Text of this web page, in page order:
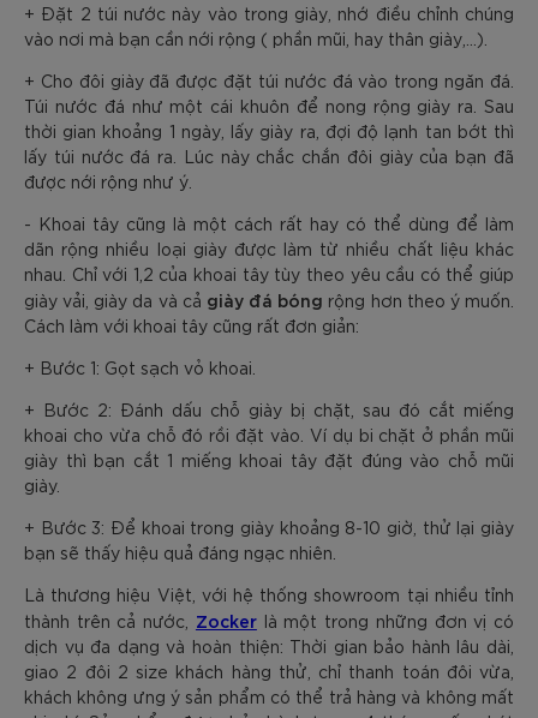
+ Đặt 2 túi nước này vào trong giày, nhớ điều chỉnh chúng
vào nơi mà bạn cần nới rộng ( phần mũi, hay thân giày,...).
+ Cho đôi giày đã được đặt túi nước đá vào trong ngăn đá.
Túi nước đá như một cái khuôn để nong rộng giày ra. Sau
thời gian khoảng 1 ngày, lấy giày ra, đợi độ lạnh tan bớt thì
lấy túi nước đá ra. Lúc này chắc chắn đôi giày của bạn đã
được nới rộng như ý.
- Khoai tây cũng là một cách rất hay có thể dùng để làm
dãn rộng nhiều loại giày được làm từ nhiều chất liệu khác
nhau. Chỉ với 1,2 của khoai tây tùy theo yêu cầu có thể giúp
giày vải, giày da và cả giày đá bóng rộng hơn theo ý muốn.
Cách làm với khoai tây cũng rất đơn giản:
+ Bước 1: Gọt sạch vỏ khoai.
+ Bước 2: Đánh dấu chỗ giày bị chặt, sau đó cắt miếng
khoai cho vừa chỗ đó rồi đặt vào. Ví dụ bi chặt ở phần mũi
giày thì bạn cắt 1 miếng khoai tây đặt đúng vào chỗ mũi
giày.
+ Bước 3: Để khoai trong giày khoảng 8-10 giờ, thử lại giày
bạn sẽ thấy hiệu quả đáng ngạc nhiên.
Là thương hiệu Việt, với hệ thống showroom tại nhiều tỉnh
thành trên cả nước, Zocker là một trong những đơn vị có
dịch vụ đa dạng và hoàn thiện: Thời gian bảo hành lâu dài,
giao 2 đôi 2 size khách hàng thử, chỉ thanh toán đôi vừa,
khách không ưng ý sản phẩm có thể trả hàng và không mất